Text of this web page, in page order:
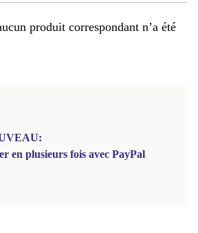
produit correspondant n’a été
en plusieurs fois avec PayPal